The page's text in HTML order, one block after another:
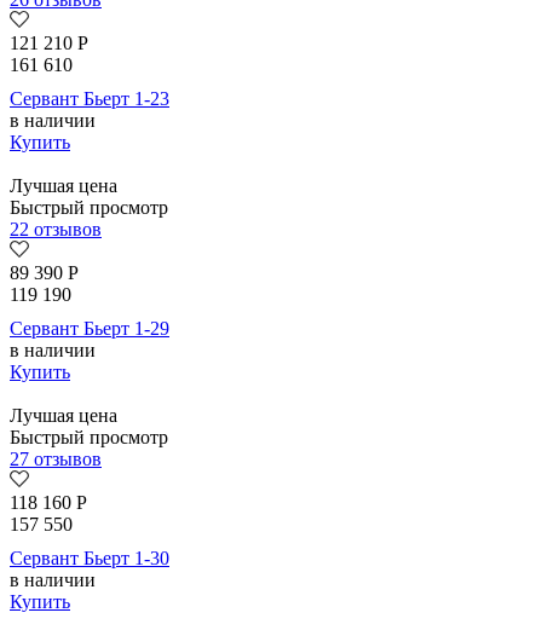
121 210 Р
161 610
Сервант Бьерт 1-23
в наличии
Купить
Лучшая цена
Быстрый просмотр
22 отзывов
89 390 Р
119 190
Сервант Бьерт 1-29
в наличии
Купить
Лучшая цена
Быстрый просмотр
27 отзывов
118 160 Р
157 550
Сервант Бьерт 1-30
в наличии
Купить